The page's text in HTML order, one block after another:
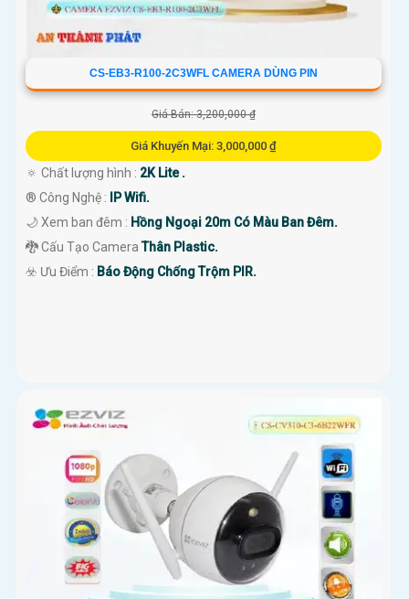
CS-EB3-R100-2C3WFL CAMERA DÙNG PIN
Giá Bán: 3,200,000 ₫
Giá Khuyến Mại: 3,000,000 ₫
🔅 Chất lượng hình : 2K Lite .
®️ Công Nghệ : IP Wifi.
🌙 Xem ban đêm : Hồng Ngoại 20m Có Màu Ban Đêm.
🐉️ Cấu Tạo CameraThân Plastic.
️☣️ Ưu Điểm : Báo Động Chống Trộm PIR.